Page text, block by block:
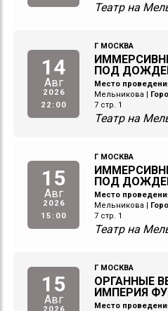
Театр на
14
Авг
2026
22:00
Г МОСКВА
ПОД
Место
Мельникова
7 стр. 1
Театр на
15
Авг
2026
15:00
Г МОСКВА
ПОД
Место
Мельникова
7 стр. 1
Театр на
15
Авг
Г МОСКВА
ОРГАННЫЕ
ИМПЕРИЯ
Место